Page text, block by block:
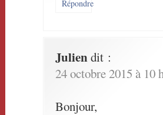
Répondre
Juliendit :
24 octobre 2015 à 10
Bonjour,